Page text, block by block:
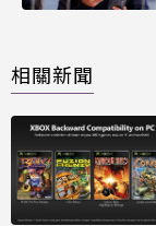
相關新聞